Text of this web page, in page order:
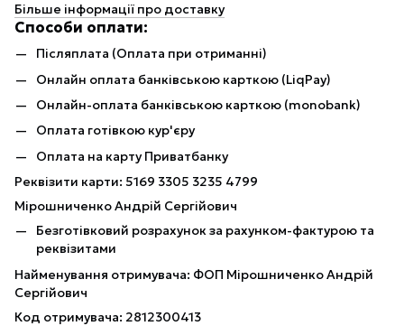
Більше інформації про доставку
Способи оплати:
Післяплата (Оплата при отриманні)
Онлайн оплата банківською карткою (LiqPay)
Онлайн-оплата банківською карткою (monobank)
Оплата готівкою кур'єру
Оплата на карту Приватбанку
Реквізити карти: 5169 3305 3235 4799
Мірошниченко Андрій Сергійович
Безготівковий розрахунок за рахунком-фактурою та
реквізитами
Найменування отримувача: ФОП Мірошниченко Андрій
Сергійович
Код отримувача: 2812300413